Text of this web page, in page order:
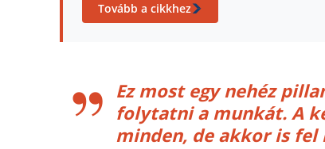
Tovább a cikkhez
Ez most egy nehéz
folytatni a munkát. A
minden, de akkor is